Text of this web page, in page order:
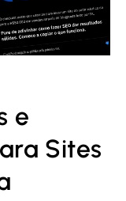
e
Sites